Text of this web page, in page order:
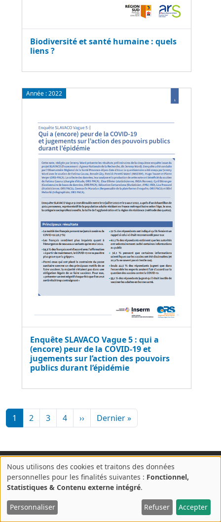
Biodiversité et santé humaine : quels
liens ?
Année :2022
Enquête SLAVACO Vague 5 : qui a
(encore) peur de la COVID-19 et
jugements sur l’action des pouvoirs
publics durant l’épidémie
Pagination
1 2 3 4 ››Page suivante
Dernier »Dernière page
© 2017 ORS PACA | Crédits & mentions légales|Politique de
confidentialité
A
propos
cookies
sur
Nous utilisons des cookies et traitons des données
personnelles pour les finalités suivantes : Fonctionnel,
Statistiques & Contenu externe intégré.
Personnaliser Refuser Accepter